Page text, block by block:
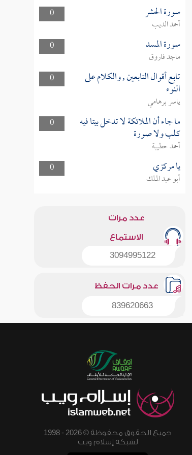
0 سورة الحشر
أحمد الديب
0
سورة المسد
ماجد فاروق
0
تابع أقوال التابعين , والكلام على
النوء
ياسر برهامي
0
ما جاء أن الملائكة لا تدخل بيتا فيه
كلب ولا صورة
أحمد حطيبة
0
يا مركزي
أبو عبد الملك
عدد مرات
الاستماع
3094995122
عدد مرات الحفظ
839620663
جميع الحقوق محفوظة © 2026 - 1998
لشبكة إسلام ويب